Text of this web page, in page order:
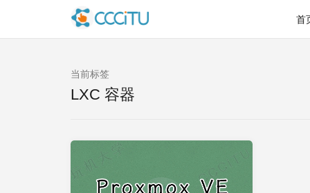
首
当前标签
LXC 容器